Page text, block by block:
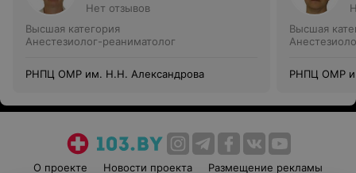
Нет отзывов
Высшая категория
Анестезиолог-реаниматолог
РНПЦ ОМР им. Н.Н. Александрова
Высшая
РНПЦ ОМР
О проекте Новости проекта Размещение рекламы